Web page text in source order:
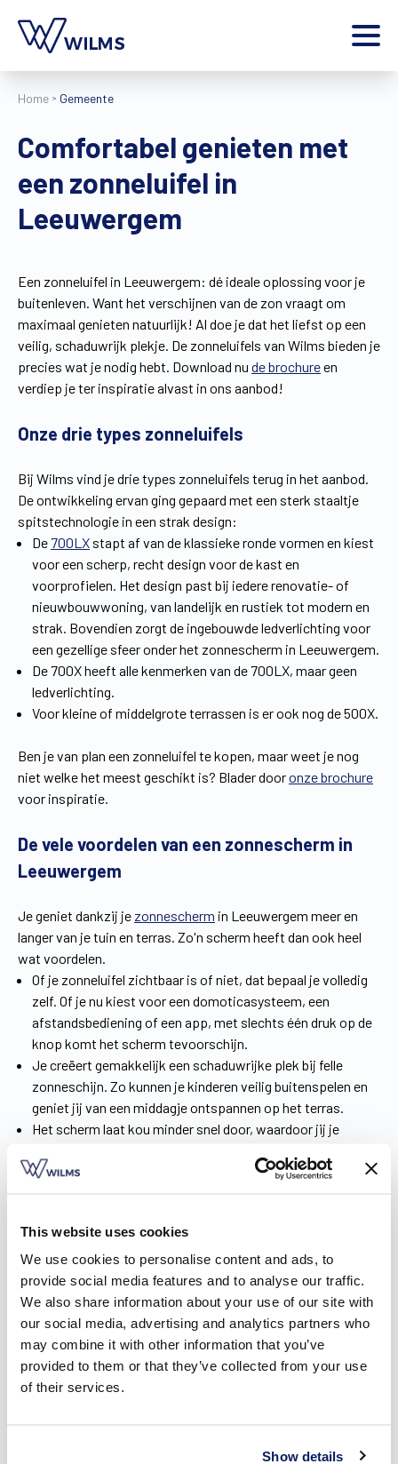
This website uses cookies
We use cookies to personalise content and ads, to
provide social media features and to analyse our traffic.
We also share information about your use of our site with
our social media, advertising and analytics partners who
may combine it with other information that you’ve
provided to them or that they’ve collected from your use
of their services.
Show details
Home
Producten
Extra
Jobs
Wilms World
Home Gemeente
Comfortabel genieten met
een zonneluifel in
Leeuwergem
Een zonneluifel in Leeuwergem: dé ideale oplossing voor je
buitenleven. Want het verschijnen van de zon vraagt om
maximaal genieten natuurlijk! Al doe je dat het liefst op een
veilig, schaduwrijk plekje. De zonneluifels van Wilms bieden je
precies wat je nodig hebt. Download nu de brochureen
verdiep je ter inspiratie alvast in ons aanbod!
Onze drie types zonneluifels
Bij Wilms vind je drie types zonneluifels terug in het aanbod.
De ontwikkeling ervan ging gepaard met een sterk staaltje
spitstechnologie in een strak design:
De 700LX stapt af van de klassieke ronde vormen en kiest
voor een scherp, recht design voor de kast en
voorprofielen. Het design past bij iedere renovatie- of
nieuwbouwwoning, van landelijk en rustiek tot modern en
strak. Bovendien zorgt de ingebouwde ledverlichting voor
een gezellige sfeer onder het zonnescherm in Leeuwergem.
De 700X heeft alle kenmerken van de 700LX, maar geen
ledverlichting.
Voor kleine of middelgrote terrassen is er ook nog de 500X.
Ben je van plan een zonneluifel te kopen, maar weet je nog
niet welke het meest geschikt is? Blader dooronze brochure
voor inspiratie.
De vele voordelen van een zonnescherm in
Leeuwergem
Je geniet dankzij je zonnescherm in Leeuwergem meer en
langer van je tuin en terras. Zo'n scherm heeft dan ook heel
wat voordelen.
Of je zonneluifel zichtbaar is of niet, dat bepaal je volledig
zelf. Of je nu kiest voor een domoticasysteem, een
afstandsbediening of een app, met slechts één druk op de
knop komt het scherm tevoorschijn.
Je creëert gemakkelijk een schaduwrijke plek bij felle
zonneschijn. Zo kunnen je kinderen veilig buitenspelen en
geniet jij van een middagje ontspannen op het terras.
Het scherm laat kou minder snel door, waardoor jij je